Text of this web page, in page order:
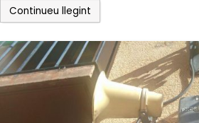
Continueu llegint